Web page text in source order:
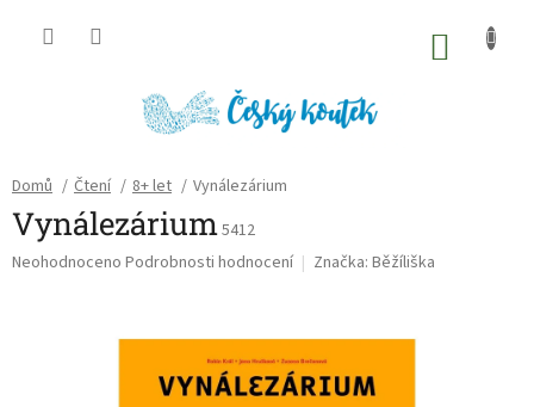
Domů / Čtení / 8+ let / Vynálezárium
Vynálezárium5412
Průměrné
Neohodnoceno Podrobnosti hodnocení Značka: Běžíliška